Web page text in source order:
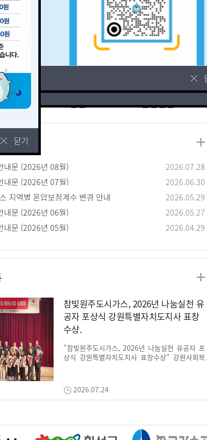
검침 안전점검
내문 (2026년 08월)
2026.07.28
내문 (2026년 07월)
2026.06.30
지역별 온압보정계수 변경 안내
2026.05.29
내문 (2026년 06월)
2026.05.27
내문 (2026년 05월)
2026.04.29
참빛원주도시가스, 2026년 나눔실천 유
공자 포상식 강원특별자치도지사 표창
수상.
"참빛원주도시가스, 2026년 나눔실천 유공자 포
상식 강원특별자치도지사 표창수상" 강원사회복
2026.07.24
닫기